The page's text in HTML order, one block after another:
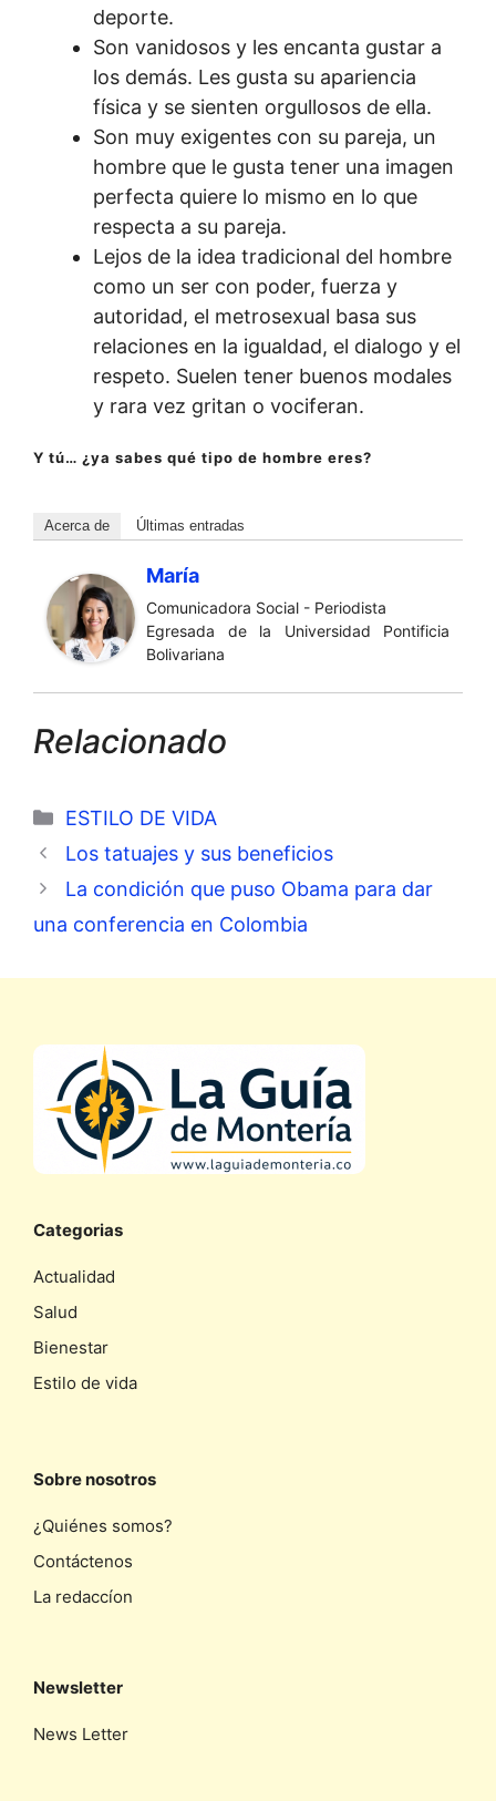
deporte.
Son vanidosos y les encanta gustar a
los demás. Les gusta su apariencia
física y se sienten orgullosos de ella.
Son muy exigentes con su pareja, un
hombre que le gusta tener una imagen
perfecta quiere lo mismo en lo que
respecta a su pareja.
Lejos de la idea tradicional del hombre
como un ser con poder, fuerza y
autoridad, el metrosexual basa sus
relaciones en la igualdad, el dialogo y el
respeto. Suelen tener buenos modales
y rara vez gritan o vociferan.
Y tú… ¿ya sabes qué tipo de hombre eres?
Acerca de Últimas entradas
María
Comunicadora Social - Periodista
Egresada de la Universidad Pontificia
Bolivariana
Relacionado
Categorías
ESTILO DE VIDA
Los tatuajes y sus beneficios
La condición que puso Obama para dar
una conferencia en Colombia
Categorias
Actualidad
Salud
Bienestar
Estilo de vida
Sobre nosotros
¿Quiénes somos?
Contáctenos
La redaccíon
Newsletter
News Letter